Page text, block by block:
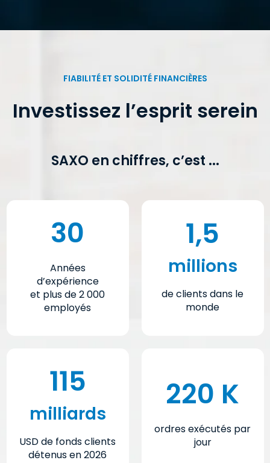
FIABILITÉ ET SOLIDITÉ FINANCIÈRES
Investissez l’esprit serein
SAXO en chiffres, c’est ...
30
Années
d’expérience
et plus de 2 000
employés
1,5
millions
de clients dans le
monde
115
milliards
USD de fonds clients
détenus en 2026
220 K
ordres exécutés par
jour